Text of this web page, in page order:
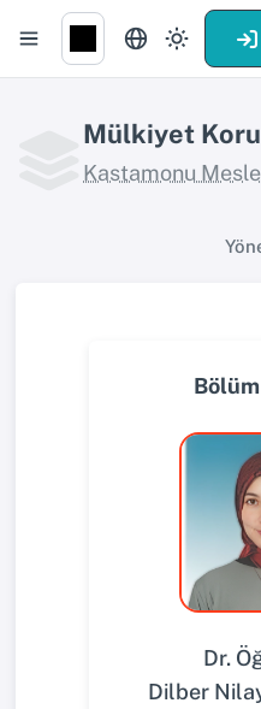
Mülkiyet
Kastamonu
Bölüm
Dr.
Dilber